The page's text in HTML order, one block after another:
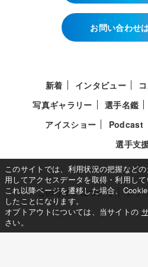
お問い合わせ
新着 インタビュー
写真ギャラリー
選手名鑑
アイスショー
Podcast
選手支
このサイトについて メデ
このサイトでは、利用状況の把握など
用してアクセスデータを取得・利用して
これ以降ページを遷移した場合、
したことになります。
オプトアウトについては、当サイトの
さい。